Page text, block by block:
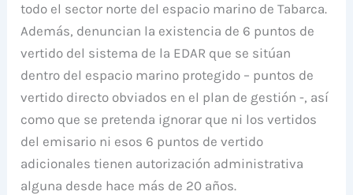
todo el sector norte del espacio marino de Tabarca.
Además, denuncian la existencia de 6 puntos de
vertido del sistema de la EDAR que se sitúan
dentro del espacio marino protegido – puntos de
vertido directo obviados en el plan de gestión -, así
como que se pretenda ignorar que ni los vertidos
del emisario ni esos 6 puntos de vertido
adicionales tienen autorización administrativa
alguna desde hace más de 20 años.